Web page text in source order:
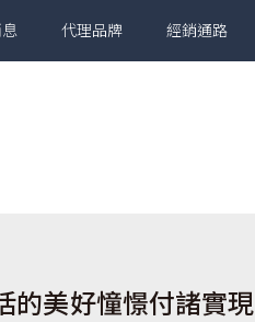
代理品牌 經銷通路
的美好憧憬付諸實現